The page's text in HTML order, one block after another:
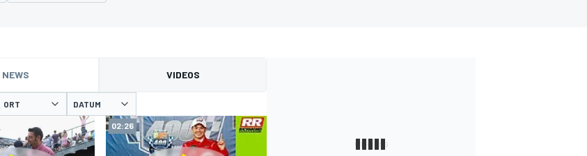
NEWS VIDEOS
ORT DATUM
02:26